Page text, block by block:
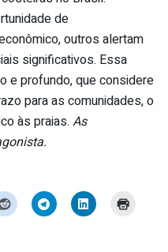
de
outros alertam
significativos. Essa
e profundo, que considere
para as comunidades, o
às praias. As